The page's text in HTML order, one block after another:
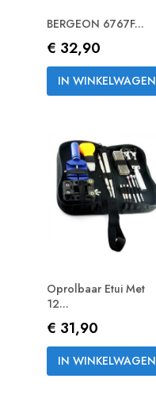
BERGEON 6767F...
Prijs
€ 32,90
IN WINKELWAGEN
Oprolbaar Etui Met
12...
Prijs
€ 31,90
IN WINKELWAGEN